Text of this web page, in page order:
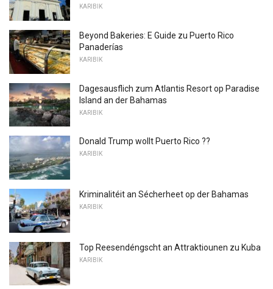
KARIBIK
Beyond Bakeries: E Guide zu Puerto Rico
Panaderías
KARIBIK
Dagesausflich zum Atlantis Resort op Paradise
Island an der Bahamas
KARIBIK
Donald Trump wollt Puerto Rico ??
KARIBIK
Kriminalitéit an Sécherheet op der Bahamas
KARIBIK
Top Reesendéngscht an Attraktiounen zu Kuba
KARIBIK